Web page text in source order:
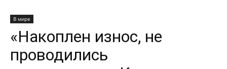
В мире
«Накоплен износ, не
проводились